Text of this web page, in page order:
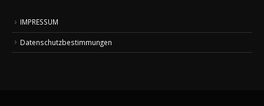
IMPRESSUM
Datenschutzbestimmungen